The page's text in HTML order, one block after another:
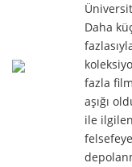
Daha
fazla
aşığı
ile